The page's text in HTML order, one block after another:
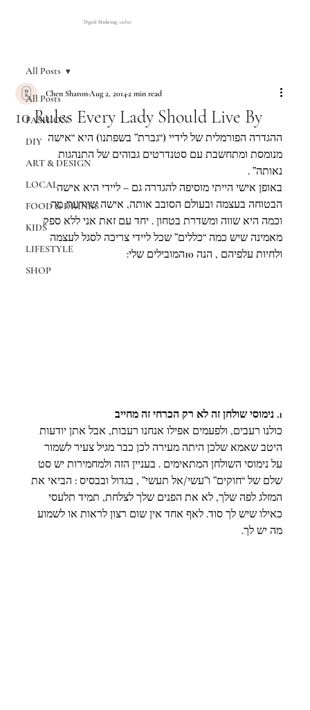
Digital Marketing Atelier
All Posts
FASHION
DIY
ART & DESIGN
LOCAL
FOOD & DRINKS
KIDS
LIFESTYLE
SHOP
All Posts
10 Rules Every Lady Should Live By
Chen SharonAug 2, 20142 min read
ההגדרה הפורמלית של לידיי (“גברת” בשפתנו) היא “אישה
מנומסת ומתחשבת עם סטנדרטים גבוהים של התנהגות
נאותה” .
באופן אישי הייתי מוסיפה להגדרה גם – ליידי היא אישה
הבטוחה בעצמה ובעולם הסובב אותה, אישה שיודעת מה
וכמה היא שווה ומשדרת בטחון . יחד עם זאת אני ללא ספק
מאמינה שיש כמה “כללים” שכל ליידי צריכה לסגל לעצמה
ולחיות עלפיהם , הנה 10המובילים שלי:
1. נימוסי שולחן זה לא רק הכרחי זה מחייב
כולנו רעבים, ולפעמים אפילו אנחנו רעבות, אבל אתן יודעות
היטב שאמא שלכן היתה מעירה לכן כבר מגיל צעיר לשמור
על נימוסי השולחן המתאימים . בעניין הזה ולמחמירות יש סט
שלם של “חוקים” ו”עשי/אל תעשי” , בגדול ובבסיס : הביאי את
המזלג לפה שלך, לא את הפנים שלך לצלחת, תמיד תלעסי
כאילו שיש לך סוד. לאף אחד אין שום רצון לראות או לשמוע
מה יש לך.